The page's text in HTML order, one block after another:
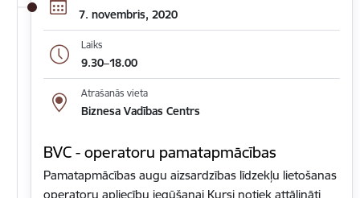
7. novembris, 2020
Laiks
9.30–18.00
Atrašanās vieta
Biznesa Vadības Centrs
BVC - operatoru pamatapmācības
Pamatapmācības augu aizsardzības līdzekļu lietošanas
operatoru apliecību iegūšanai Kursi notiek attālināti